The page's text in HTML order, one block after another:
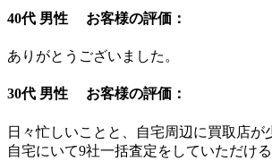
40代 男性 お客様の評価：
ありがとうございました。
30代 男性 お客様の評価：
日々忙しいことと、自宅周辺に買取店が
自宅にいて9社一括査定をしていただけ